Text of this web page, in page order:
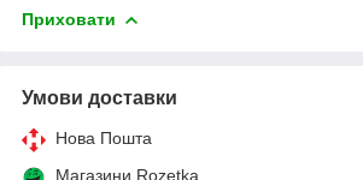
Приховати
Умови доставки
Нова Пошта
Магазини Rozetka